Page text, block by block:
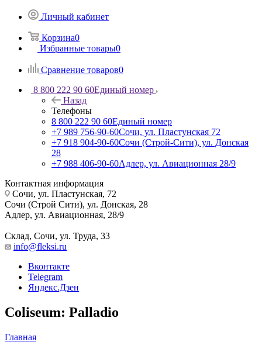
Личный кабинет
Корзина0
Избранные товары0
Сравнение товаров0
8 800 222 90 60Единый номер
Назад
Телефоны
8 800 222 90 60Единый номер
+7 989 756-90-60Сочи, ул. Пластунская 72
+7 918 904-90-60Сочи (Строй-Сити), ул. Донская
28
+7 988 406-90-60Адлер, ул. Авиационная 28/9
Контактная информация
Сочи, ул. Пластунская, 72
Сочи (Строй Сити), ул. Донская, 28
Адлер, ул. Авиационная, 28/9
Склад, Сочи, ул. Труда, 33
info@fleksi.ru
Вконтакте
Telegram
Яндекс.Дзен
Coliseum: Palladio
Главная